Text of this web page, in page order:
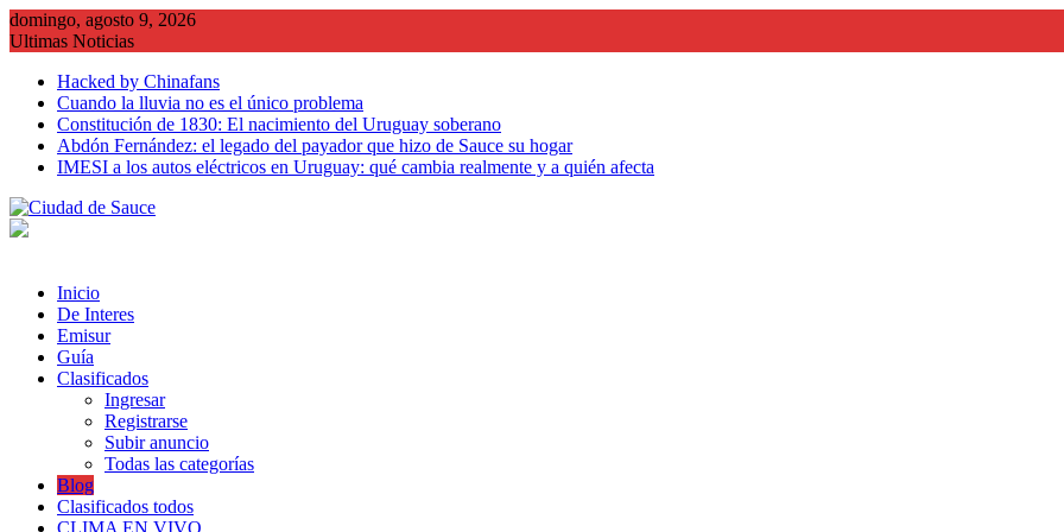
Saltar
al
domingo, agosto 9, 2026
Ultimas Noticias
Hacked by Chinafans
Cuando la lluvia no es el único problema
Constitución de 1830: El nacimiento del Uruguay soberano
Abdón Fernández: el legado del payador que hizo de Sauce su hogar
IMESI a los autos eléctricos en Uruguay: qué cambia realmente y a quién afecta
Inicio
De Interes
Emisur
Guía
Clasificados
Ingresar
Registrarse
Subir anuncio
Todas las categorías
Blog
Clasificados todos
CLIMA EN VIVO